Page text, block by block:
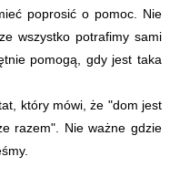
poprosić o pomoc. Nie
wszystko potrafimy sami
pomogą, gdy jest taka
który mówi, że "dom jest
razem". Nie ważne gdzie